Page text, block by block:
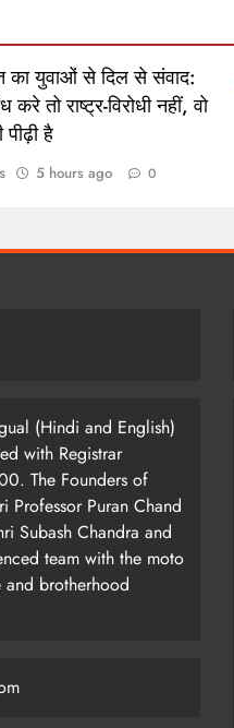
का युवाओं से दिल से संवाद:
करे तो राष्ट्र-विरोधी नहीं, वो
पीढ़ी है
5 hours ago 0
(Hindi and English)
with Registrar
The Founders of
Professor Puran Chand
Subash Chandra and
team with the moto
and brotherhood